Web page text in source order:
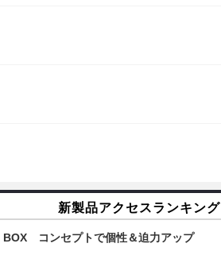
新製品アクセスランキング
コンセプトで個性＆迫力アップ